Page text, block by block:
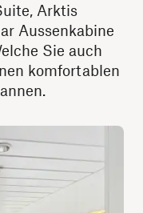
Arktis
Aussenkabine
Sie auch
komfortablen